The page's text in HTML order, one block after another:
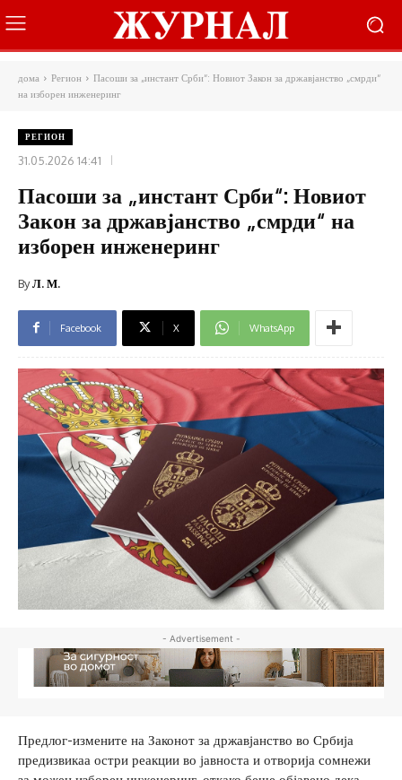
дома Регион
Пасоши за „инстант Срби“: Новиот Закон за државјанство „смрди“
на изборен инженеринг
РЕГИОН
31.05.2026 14:41
Пасоши за „инстант Срби“: Новиот
Закон за државјанство „смрди“ на
изборен инженеринг
ByЛ. М.
Facebook X WhatsApp
- Advertisement -
Предлог-измените на Законот за државјанство во Србија
предизвикаа остри реакции во јавноста и отворија сомнежи